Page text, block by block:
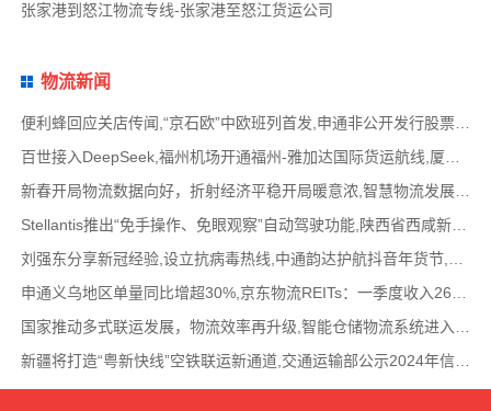
张家港到怒江物流专线-张家港至怒江货运公司
物流新闻
便利蜂回应关店传闻,“京石欧”中欧班列首发,申通非公开发行股票方案失效,老挝中通和老挝
百世接入DeepSeek,福州机场开通福州-雅加达国际货运航线,厦门拟立法保障网约配送员劳动权益
新春开局物流数据向好，折射经济平稳开局暖意浓,智慧物流发展迅猛，新一代信息技术深度融
Stellantis推出“免手操作、免眼观察”自动驾驶功能,陕西省西咸新区公示首批智能网联道路测试
新疆将打造“粤新快线”空铁联运新通道,交通运输部公示2024年信用交通典型案例,网络货运平